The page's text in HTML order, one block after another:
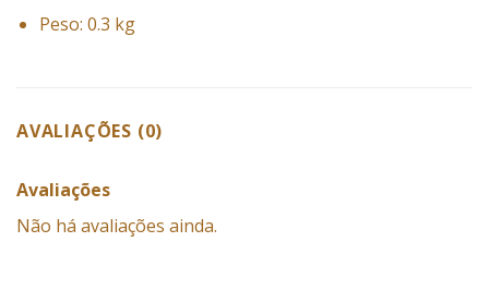
Peso: 0.3 kg
AVALIAÇÕES (0)
Avaliações
Não há avaliações ainda.